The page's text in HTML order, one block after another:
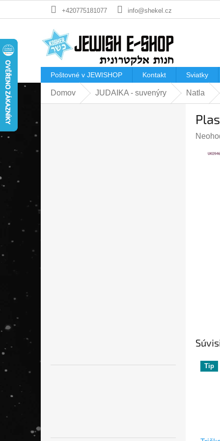
+420775181077 info@shekel.cz
Poštovné v JEWISHOP Kontakt Sviatky
Domov JUDAIKA - suvenýry Natla
Tip